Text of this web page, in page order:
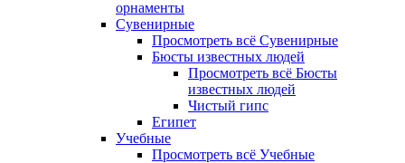
орнаменты
Сувенирные
Просмотреть всё Сувенирные
Бюсты известных людей
Просмотреть всё Бюсты
известных людей
Чистый гипс
Египет
Учебные
Просмотреть всё Учебные